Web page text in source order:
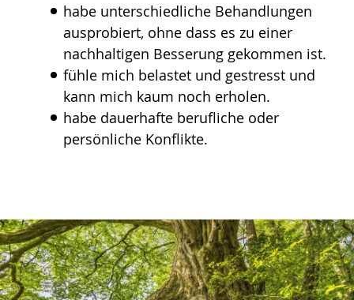
habe unterschiedliche Behandlungen
ausprobiert, ohne dass es zu einer
nachhaltigen Besserung gekommen ist.
fühle mich belastet und gestresst und
kann mich kaum noch erholen.
habe dauerhafte berufliche oder
persönliche Konflikte.